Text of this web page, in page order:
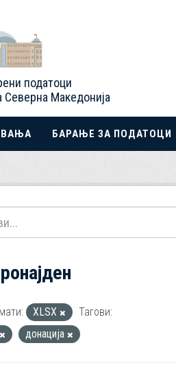
податоци
Северна Македонија
БАРАЊЕ ЗА ПОДАТОЦИ
XLSX
Тагови:
донација